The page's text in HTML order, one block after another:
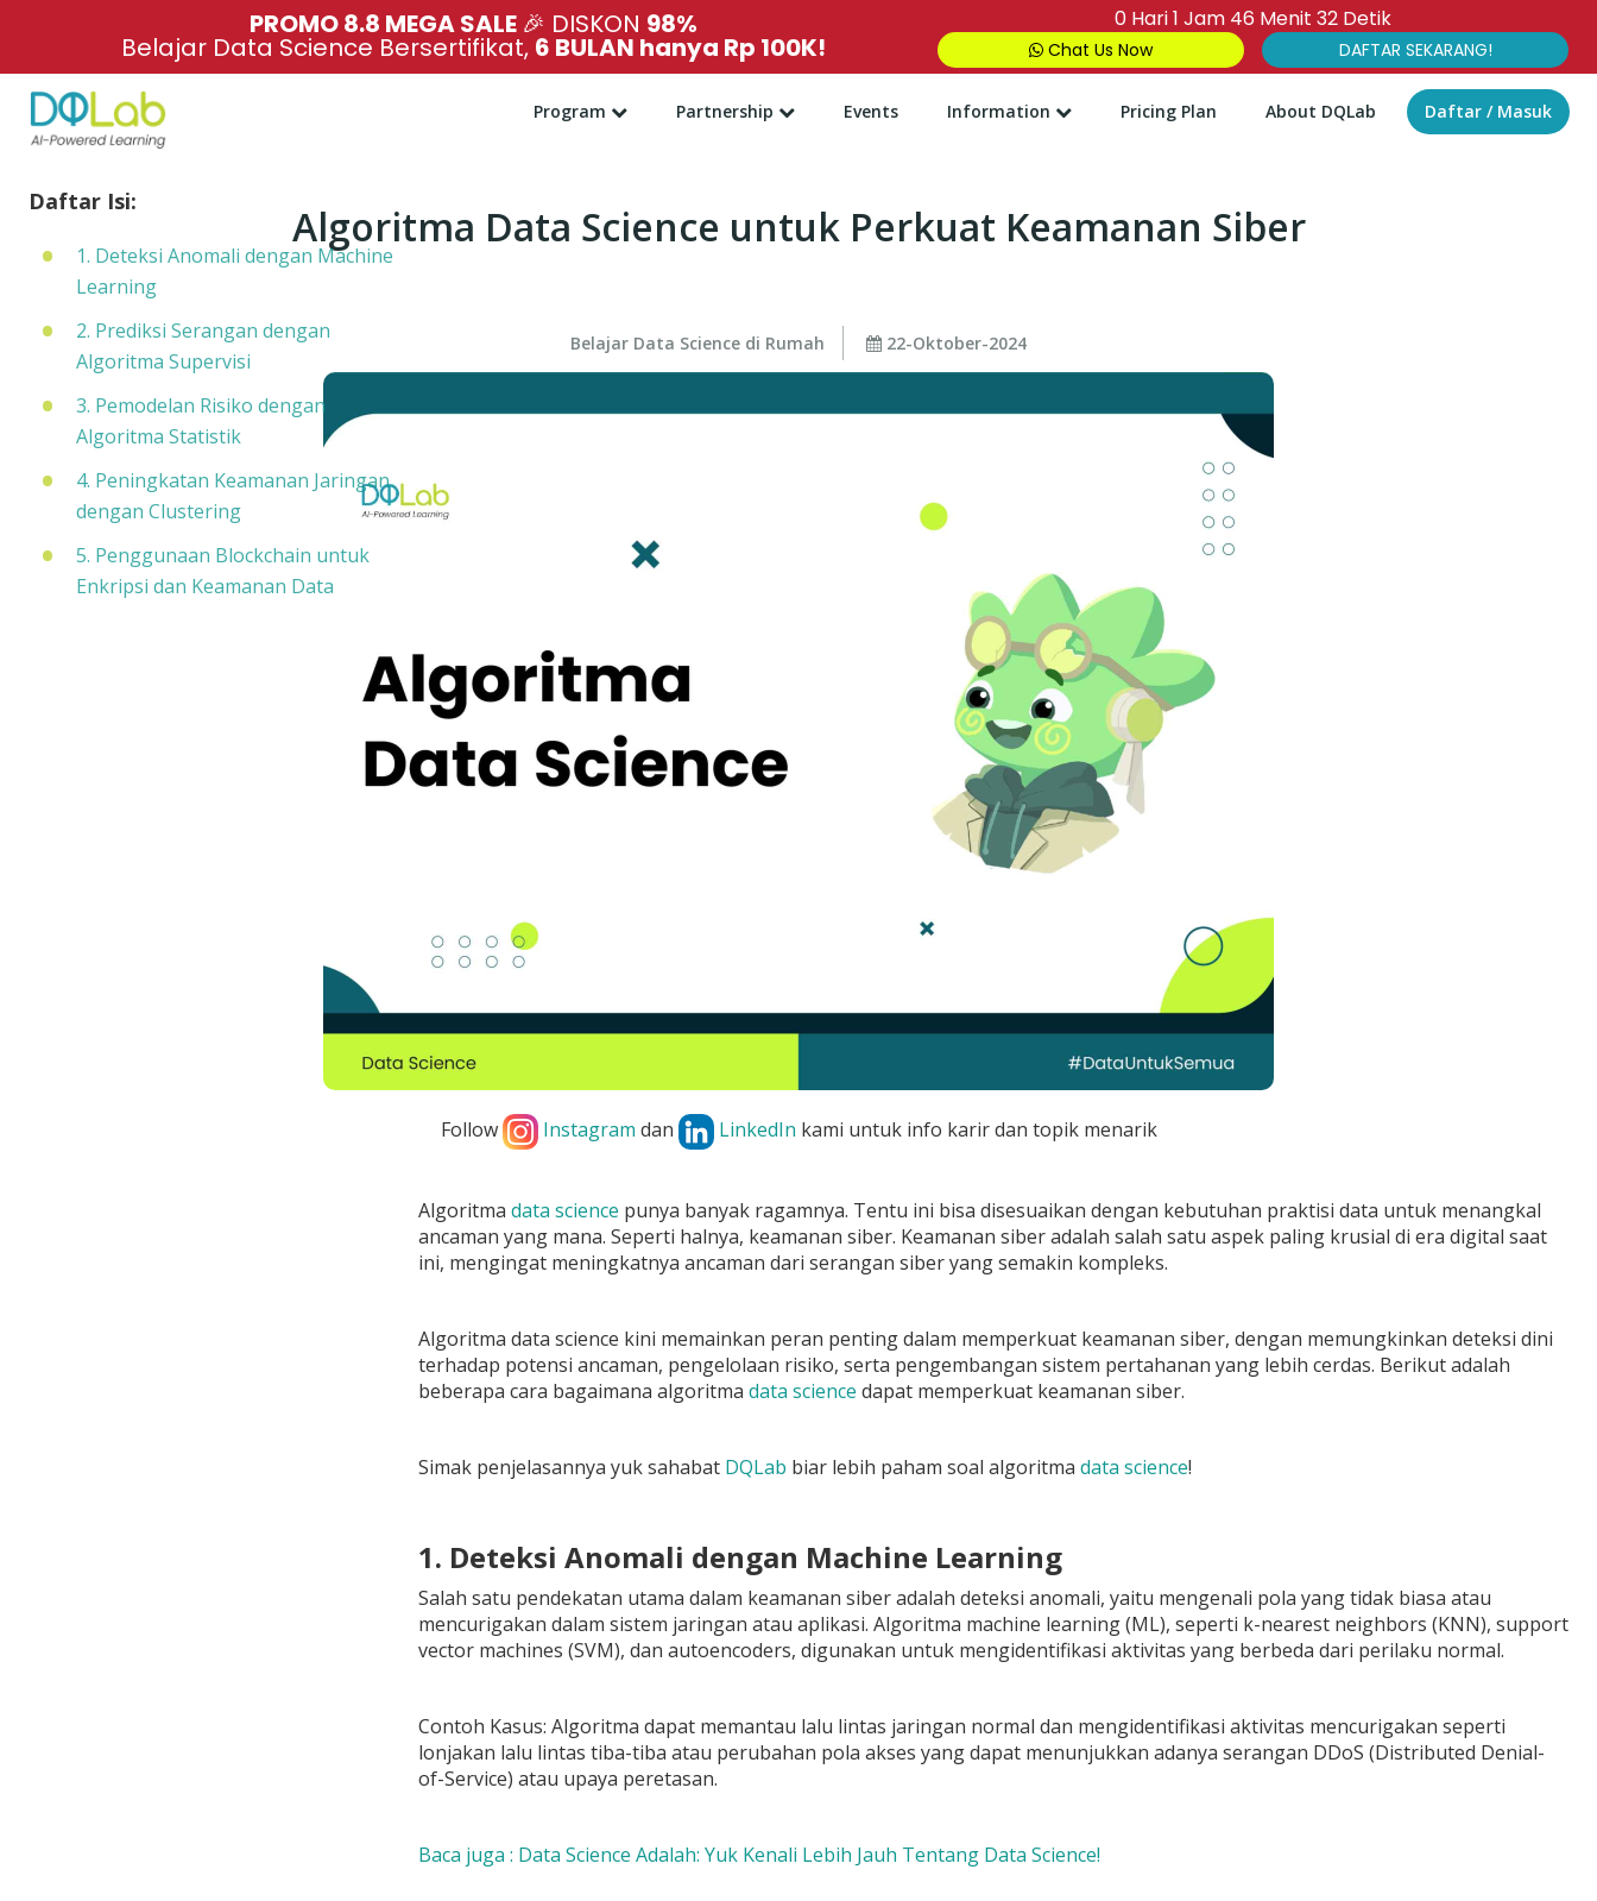
PROMO 8.8 MEGA SALE 🎉 DISKON 98%
Belajar Data Science Bersertifikat, 6 BULAN hanya Rp 100K!
0 Hari1 Jam46 Menit31Detik
Chat Us Now DAFTAR SEKARANG!
Program Partnership Events Information Pricing Plan About DQLab Daftar / Masuk
Algoritma Data Science untuk Perkuat Keamanan Siber
Belajar Data Science di Rumah 22-Oktober-2024
Follow Instagram dan LinkedIn kami untuk info karir dan topik menarik
Daftar Isi:
1. Deteksi Anomali dengan Machine
Learning
2. Prediksi Serangan dengan
Algoritma Supervisi
3. Pemodelan Risiko dengan
Algoritma Statistik
4. Peningkatan Keamanan Jaringan
dengan Clustering
5. Penggunaan Blockchain untuk
Enkripsi dan Keamanan Data
Algoritma data science punya banyak ragamnya. Tentu ini bisa disesuaikan dengan kebutuhan praktisi data untuk menangkal
ancaman yang mana. Seperti halnya, keamanan siber. Keamanan siber adalah salah satu aspek paling krusial di era digital saat
ini, mengingat meningkatnya ancaman dari serangan siber yang semakin kompleks.
Algoritma data science kini memainkan peran penting dalam memperkuat keamanan siber, dengan memungkinkan deteksi dini
terhadap potensi ancaman, pengelolaan risiko, serta pengembangan sistem pertahanan yang lebih cerdas. Berikut adalah
beberapa cara bagaimana algoritma data science dapat memperkuat keamanan siber.
Simak penjelasannya yuk sahabat DQLab biar lebih paham soal algoritma data science!
1. Deteksi Anomali dengan Machine Learning
Salah satu pendekatan utama dalam keamanan siber adalah deteksi anomali, yaitu mengenali pola yang tidak biasa atau
mencurigakan dalam sistem jaringan atau aplikasi. Algoritma machine learning (ML), seperti k-nearest neighbors (KNN), support
vector machines (SVM), dan autoencoders, digunakan untuk mengidentifikasi aktivitas yang berbeda dari perilaku normal.
Contoh Kasus: Algoritma dapat memantau lalu lintas jaringan normal dan mengidentifikasi aktivitas mencurigakan seperti
lonjakan lalu lintas tiba-tiba atau perubahan pola akses yang dapat menunjukkan adanya serangan DDoS (Distributed Denial-
of-Service) atau upaya peretasan.
Baca juga : Data Science Adalah: Yuk Kenali Lebih Jauh Tentang Data Science!